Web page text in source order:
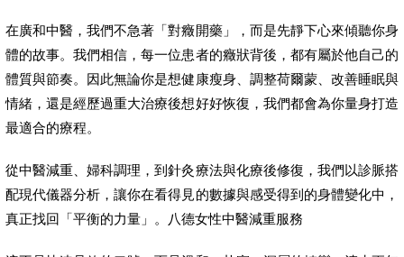
在廣和中醫，我們不急著「對癥開藥」，而是先靜下心來傾聽你身
體的故事。我們相信，每一位患者的癥狀背後，都有屬於他自己的
體質與節奏。因此無論你是想健康瘦身、調整荷爾蒙、改善睡眠與
情緒，還是經歷過重大治療後想好好恢復，我們都會為你量身打造
最適合的療程。
從中醫減重、婦科調理，到針灸療法與化療後修復，我們以診脈搭
配現代儀器分析，讓你在看得見的數據與感受得到的身體變化中，
真正找回「平衡的力量」。八德女性中醫減重服務